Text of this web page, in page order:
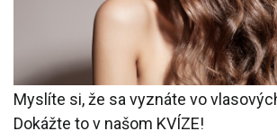
Myslíte si, že sa vyznáte vo
Dokážte to v našom KVÍZE!